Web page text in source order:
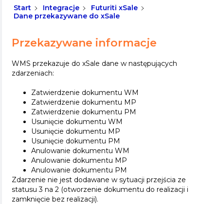
Start Integracje
Futuriti xSale
Dane przekazywane do xSale
Przekazywane informacje
WMS przekazuje do xSale dane w następujących
zdarzeniach:
Zatwierdzenie dokumentu WM
Zatwierdzenie dokumentu MP
Zatwierdzenie dokumentu PM
Usunięcie dokumentu WM
Usunięcie dokumentu MP
Usunięcie dokumentu PM
Anulowanie dokumentu WM
Anulowanie dokumentu MP
Anulowanie dokumentu PM
Zdarzenie nie jest dodawane w sytuacji przejścia ze
statusu 3 na 2 (otworzenie dokumentu do realizacji i
zamknięcie bez realizacji).